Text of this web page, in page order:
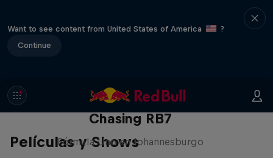
Want to see content from United States of America
?
Continue
Películas y Shows
Chasing RB7
Fórmula Uno en Johannesburgo